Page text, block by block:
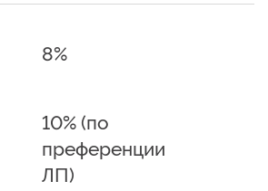
8%
10% (по
преференции
ЛП)